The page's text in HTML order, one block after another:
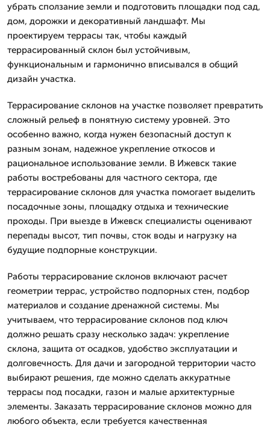
убрать сползание земли и подготовить площадки под сад,
дом, дорожки и декоративный ландшафт. Мы
проектируем террасы так, чтобы каждый
террасированный склон был устойчивым,
функциональным и гармонично вписывался в общий
дизайн участка.
Террасирование склонов на участке позволяет превратить
сложный рельеф в понятную систему уровней. Это
особенно важно, когда нужен безопасный доступ к
разным зонам, надежное укрепление откосов и
рациональное использование земли. В Ижевск такие
работы востребованы для частного сектора, где
террасирование склонов для участка помогает выделить
посадочные зоны, площадку отдыха и технические
проходы. При выезде в Ижевск специалисты оценивают
перепады высот, тип почвы, сток воды и нагрузку на
будущие подпорные конструкции.
Работы террасирование склонов включают расчет
геометрии террас, устройство подпорных стен, подбор
материалов и создание дренажной системы. Мы
учитываем, что террасирование склонов под ключ
должно решать сразу несколько задач: укрепление
склона, защита от осадков, удобство эксплуатации и
долговечность. Для дачи и загородной территории часто
выбирают решения, где можно сделать аккуратные
террасы под посадки, газон и малые архитектурные
элементы. Заказать террасирование склонов можно для
любого объекта, если требуется качественная